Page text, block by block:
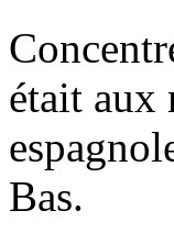
était aux
Bas.